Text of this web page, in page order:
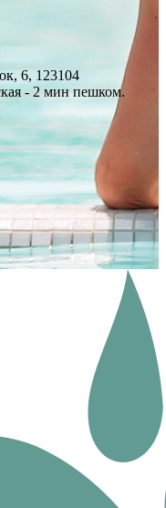
6, 123104
- 2 мин пешком.